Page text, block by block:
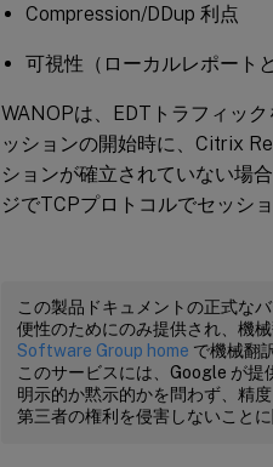
Compression/DDup 利点
可視性（ローカルレポート
WANOPは、EDTトラフィッ
ッションの開始時に、Citrix
ションが確立されていない場
ジでTCPプロトコルでセッシ
この製品ドキュメントの正式な
便性のためにのみ提供され、機
Software Group home で機械翻
このサービスには、Google が提
明示的か黙示的かを問わず、精
第三者の権利を侵害しないこと